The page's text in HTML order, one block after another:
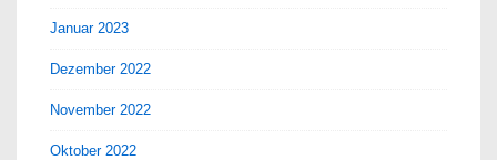
Januar 2023
Dezember 2022
November 2022
Oktober 2022